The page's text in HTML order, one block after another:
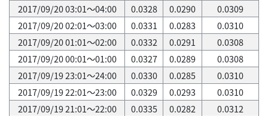
2017/09/20 03:01～04:00
0.0328 0.0290
0.0309
2017/09/20 02:01～03:00
0.0331 0.0283
0.0310
2017/09/20 01:01～02:00
0.0332 0.0291
0.0308
2017/09/20 00:01～01:00
0.0327 0.0289
0.0308
2017/09/19 23:01～24:00
0.0330 0.0285
0.0310
2017/09/19 22:01～23:00
0.0329 0.0293
0.0310
2017/09/19 21:01～22:00
0.0335 0.0282
0.0312